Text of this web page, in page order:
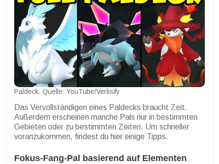
Paldeck. Quelle: YouTube/Verlisify
Das Vervollständigen eines Paldecks braucht Zeit.
Außerdem erscheinen manche Pals nur in bestimmten
Gebieten oder zu bestimmten Zeiten. Um schneller
voranzukommen, findest du hier einige Tipps.
Fokus-Fang-Pal basierend auf Elementen